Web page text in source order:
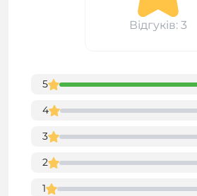
Відгуків: 3
5
4
3
2
1